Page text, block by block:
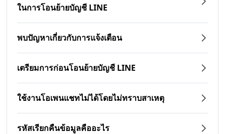
ในการโอนย้ายบัญชี LINE
พบปัญหาเกี่ยวกับการแจ้งเตือน
เตรียมการก่อนโอนย้ายบัญชี LINE
ใช้งานโอเพนแชทไม่ได้โดยไม่ทราบสาเหตุ
รหัสเรียกคืนข้อมูลคืออะไร